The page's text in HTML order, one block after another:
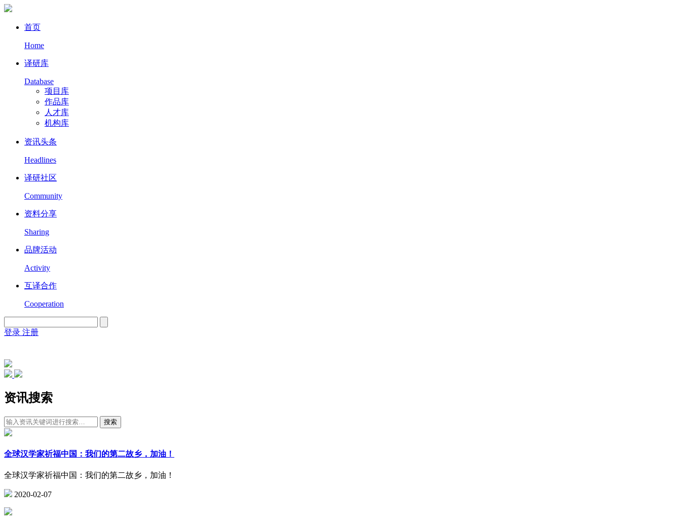
首页
Home
译研库
Database
项目库
作品库
人才库
机构库
资讯头条
Headlines
译研社区
Community
资料分享
Sharing
品牌活动
Activity
互译合作
Cooperation
登录 注册
资讯搜索
搜索
全球汉学家祈福中国：我们的第二故乡，加油！
全球汉学家祈福中国：我们的第二故乡，加油！
2020-02-07